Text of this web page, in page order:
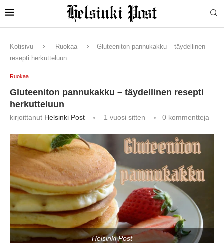
Kotisivu Ruokaa
Gluteeniton pannukakku – täydellinen
resepti herkutteluun
Ruokaa
Gluteeniton pannukakku – täydellinen resepti
herkutteluun
kirjoittanut Helsinki Post 1 vuosi sitten 0 kommentteja
Helsinki Post